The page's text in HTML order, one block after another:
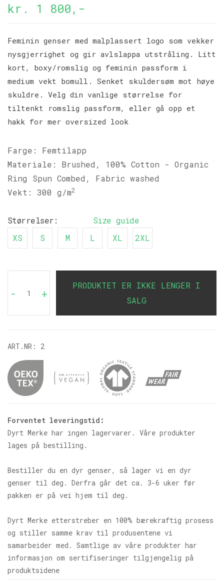
kr. 1 800,-
Feminin genser med malplassert logo som vekker
nysgjerrighet og gir avlslappa utstråling. Litt
kort, boxy/romslig og feminin passform i
medium vekt bomull. Senket skuldersøm mot høye
skuldre. Velg din vanlige størrelse for
tiltenkt romslig passform, eller gå opp et
hakk for mer oversized look
Farge: Femtilapp
Materiale: Brushed, 100% Cotton - Organic
Ring Spun Combed, Fabric washed
Vekt: 300 g/m2
Størrelser:
Size guide
XS
S M L XL 2XL
+
-
PRODUKTET ER IKKE LENGER I
SALG
ART.NR: 2
Forventet leveringstid:
Dyrt Merke har ingen lagervarer. Våre produkter
lages på bestilling.
Bestiller du en dyr genser, så lager vi en dyr
genser til deg. Derfra går det ca. 3-6 uker før
pakken er på vei hjem til deg.
Dyrt Merke etterstreber en 100% bærekraftig prosess
og stiller samme krav til produsentene vi
samarbeider med. Samtlige av våre produkter har
informasjon om sertifiseringer tilgjengelig på
produktsidene